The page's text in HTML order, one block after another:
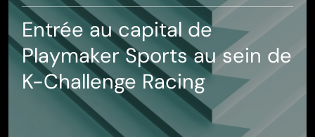
Entrée au capital de
Playmaker Sports au sein de
K-Challenge Racing